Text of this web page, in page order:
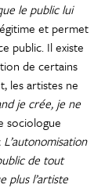
le public lui
et permet
public. Il existe
de certains
les artistes ne
je crée, je ne
sociologue
L’autonomisation
de tout
plus l’artiste